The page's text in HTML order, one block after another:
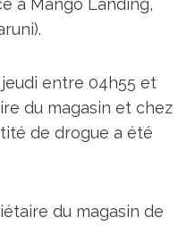
à Mango Landing,
entre 04h55 et
du magasin et chez
de drogue a été
du magasin de